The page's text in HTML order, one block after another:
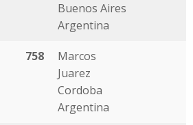
Buenos Aires
Argentina
758
Marcos
Juarez
Cordoba
Argentina